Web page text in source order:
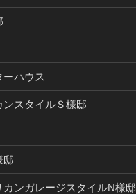
ーハウス
ンスタイルＳ様邸
邸
カンガレージスタイルN様邸